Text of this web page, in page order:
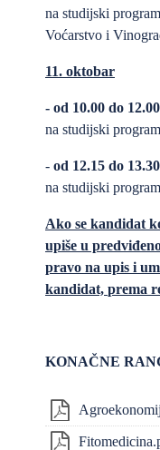
na studijski
Voćarstvo i
11. oktobar
- od 10.00 do 12.00
na studijski
- od 12.15 do 13.30
na studijski
Ako se kandidat
upiše u
pravo na upis i
kandidat, prema
KONAČNE